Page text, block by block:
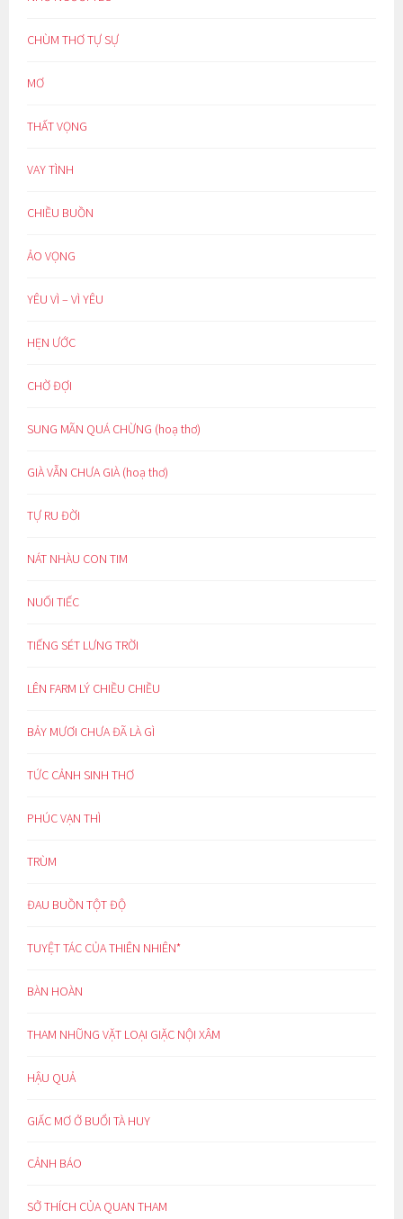
CHÙM THƠ TỰ SỰ
MƠ
THẤT VỌNG
VAY TÌNH
CHIỀU BUỒN
ẢO VỌNG
YÊU VÌ – VÌ YÊU
HẸN ƯỚC
CHỜ ĐỢI
SUNG MÃN QUÁ CHỪNG (hoạ thơ)
GIÀ VẪN CHƯA GIÀ (hoạ thơ)
TỰ RU ĐỜI
NÁT NHÀU CON TIM
NUỐI TIẾC
TIẾNG SÉT LƯNG TRỜI
LÊN FARM LÝ CHIỀU CHIỀU
BẢY MƯƠI CHƯA ĐÃ LÀ GÌ
TỨC CẢNH SINH THƠ
PHÚC VẠN THÌ
TRÙM
ĐAU BUỒN TỘT ĐỘ
TUYỆT TÁC CỦA THIÊN NHIÊN*
BÀN HOÀN
THAM NHŨNG VẶT LOẠI GIẶC NỘI XÂM
HẬU QUẢ
GIẤC MƠ Ở BUỔI TÀ HUY
CẢNH BÁO
SỞ THÍCH CỦA QUAN THAM